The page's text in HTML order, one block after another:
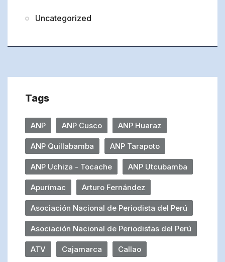
Uncategorized
Tags
ANP ANP Cusco ANP Huaraz
ANP Quillabamba ANP Tarapoto
ANP Uchiza - Tocache ANP Utcubamba
Apurímac Arturo Fernández
Asociación Nacional de Periodista del Perú
Asociación Nacional de Periodistas del Perú
ATV Cajamarca Callao